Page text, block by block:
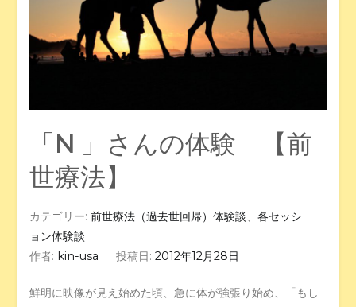
「N 」さんの体験 【前
世療法】
カテゴリー:前世療法（過去世回帰）体験談、各セッシ
ョン体験談
作者: kin-usa 投稿日: 2012年12月28日
鮮明に映像が見え始めた頃、急に体が強張り始め、「もし